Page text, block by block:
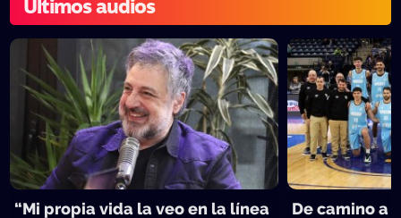
Últimos audios
“Mi propia vida la veo en la línea
De camino a